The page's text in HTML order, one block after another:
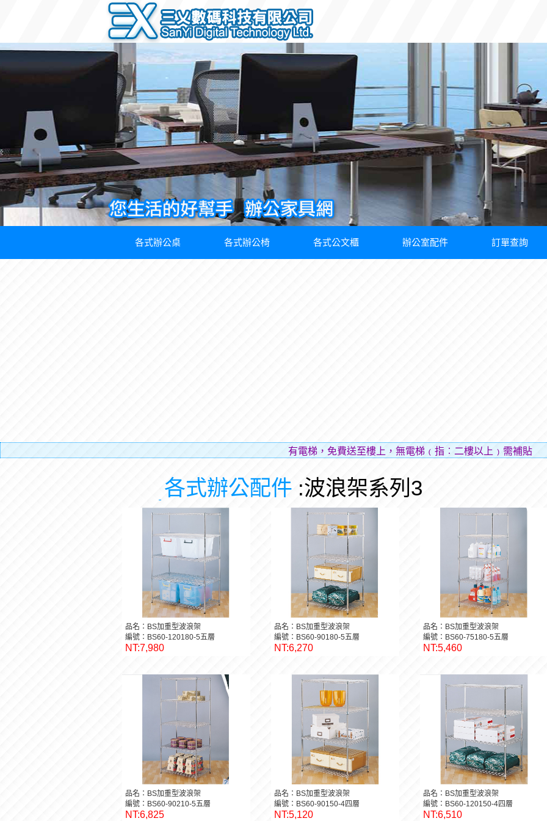
各式辦公桌 各式辦公椅 各式公文櫃 辦公室配件 訂單查詢
有電梯，免費送至樓上，無電梯﹙指︰二樓以上﹚需補貼樓層費用
各式辦公配件 :波浪架系列3
品名：BS加重型波浪架
編號：BS60-120180-5五層
NT:7,980
品名：BS加重型波浪架
編號：BS60-90180-5五層
NT:6,270
品名：BS加重型波浪架
編號：BS60-75180-5五層
NT:5,460
品名：BS加重型波浪架
編號：BS60-90210-5五層
NT:6,825
品名：BS加重型波浪架
編號：BS60-90150-4四層
NT:5,120
品名：BS加重型波浪架
編號：BS60-120150-4四層
NT:6,510